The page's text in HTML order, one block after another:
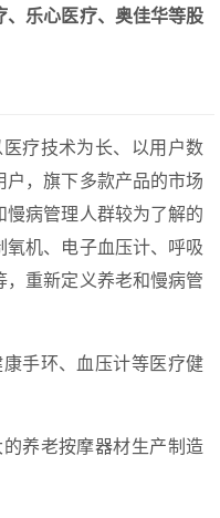
、乐心医疗、奥佳华等股
医疗技术为长、以用户数
，旗下多款产品的市场
慢病管理人群较为了解的
氧机、电子血压计、呼吸
重新定义养老和慢病管
康手环、血压计等医疗健
的养老按摩器材生产制造